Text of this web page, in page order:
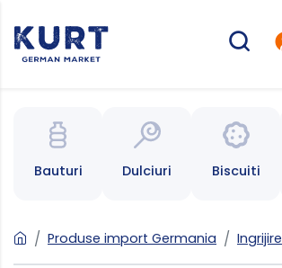
Bauturi Dulciuri Biscuiti
Produse import Germania Ingrijire